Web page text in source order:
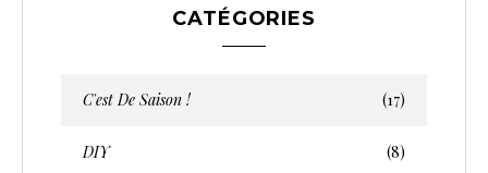
CATÉGORIES
C'est De Saison ! (17)
DIY (8)